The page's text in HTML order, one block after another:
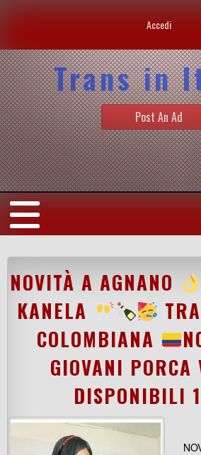
Accedi
Trans in
Post An Ad
NOVITÀ A AGNANO
KANELA
COLOMBIANA
GIOVANI PORCA
DISPONIBILI